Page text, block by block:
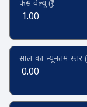
फेस वैल्यू (₹)
1.00
साल का न्यूनतम स्तर
0.00